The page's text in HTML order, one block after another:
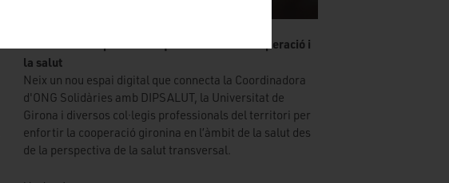
HUB: un nou espai virtual que connecta la cooperació i
la salut
Neix un nou espai digital que connecta la Coordinadora
d'ONG Solidàries amb DIPSALUT, la Universitat de
Girona i diversos col·legis professionals del territori per
enfortir la cooperació gironina en l’àmbit de la salut des
de la perspectiva de la salut transversal.